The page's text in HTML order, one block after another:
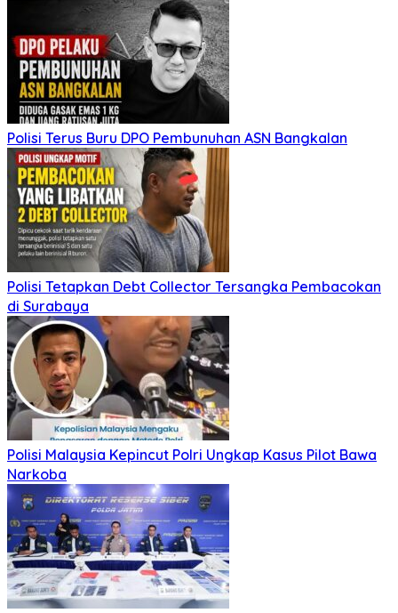
Polisi Terus Buru DPO Pembunuhan ASN Bangkalan
Polisi Tetapkan Debt Collector Tersangka Pembacokan
di Surabaya
Polisi Malaysia Kepincut Polri Ungkap Kasus Pilot Bawa
Narkoba